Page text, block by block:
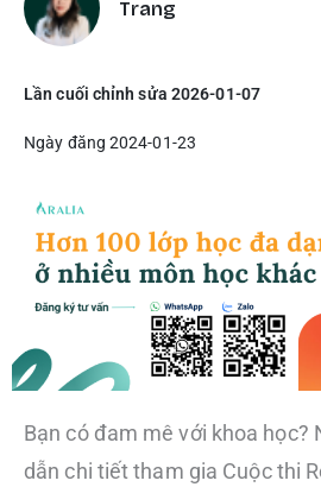
Trang
Lần cuối chỉnh sửa 2026-01-07
Ngày đăng 2024-01-23
Bạn có đam mê với khoa học?
dẫn chi tiết tham gia Cuộc thi